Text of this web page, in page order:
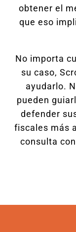
obtener el
que eso
No importa
su caso,
ayudarlo.
pueden
defender
fiscales más
consulta